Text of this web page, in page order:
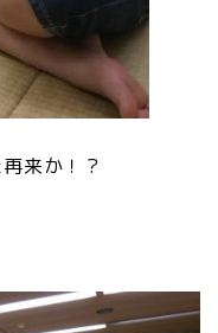
来か！？